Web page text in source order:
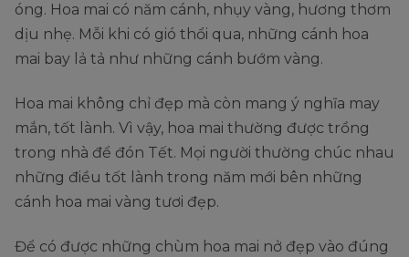
óng. Hoa mai có năm cánh, nhụy vàng, hương thơm
dịu nhẹ. Mỗi khi có gió thổi qua, những cánh hoa
mai bay lả tả như những cánh bướm vàng.
Hoa mai không chỉ đẹp mà còn mang ý nghĩa may
mắn, tốt lành. Vì vậy, hoa mai thường được trồng
trong nhà để đón Tết. Mọi người thường chúc nhau
những điều tốt lành trong năm mới bên những
cánh hoa mai vàng tươi đẹp.
Để có được những chùm hoa mai nở đẹp vào đúng